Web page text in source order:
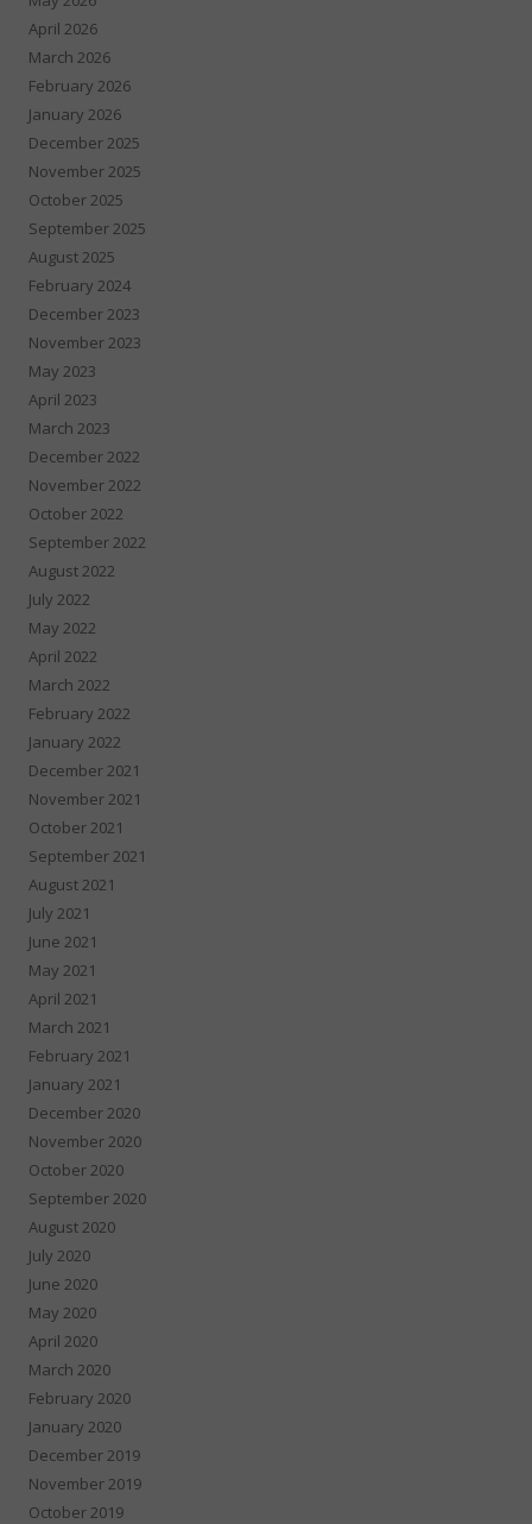
April 2026
March 2026
February 2026
January 2026
December 2025
November 2025
October 2025
September 2025
August 2025
February 2024
December 2023
November 2023
May 2023
April 2023
March 2023
December 2022
November 2022
October 2022
September 2022
August 2022
July 2022
May 2022
April 2022
March 2022
February 2022
January 2022
December 2021
November 2021
October 2021
September 2021
August 2021
July 2021
June 2021
May 2021
April 2021
March 2021
February 2021
January 2021
December 2020
November 2020
October 2020
September 2020
August 2020
July 2020
June 2020
May 2020
April 2020
March 2020
February 2020
January 2020
December 2019
November 2019
October 2019